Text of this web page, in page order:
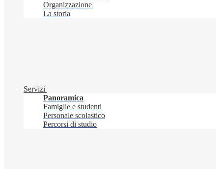
Organizzazione
La storia
Servizi
Panoramica
Famiglie e studenti
Personale scolastico
Percorsi di studio